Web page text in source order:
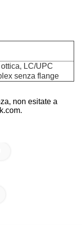
LC/UPC
senza flange
non esitate a